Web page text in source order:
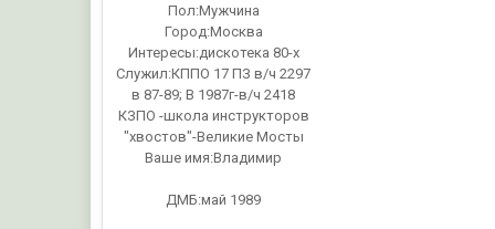
Пол:Мужчина
Город:Москва
Интересы:дискотека 80-х
Служил:КППО 17 ПЗ в/ч 2297
в 87-89; В 1987г-в/ч 2418
КЗПО -школа инструкторов
"хвостов"-Великие Мосты
Ваше имя:Владимир
ДМБ:май 1989